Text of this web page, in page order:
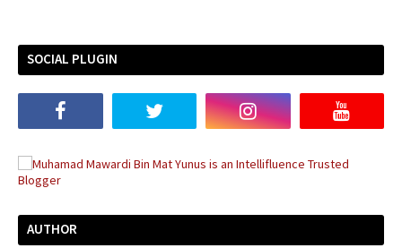
SOCIAL PLUGIN
AUTHOR